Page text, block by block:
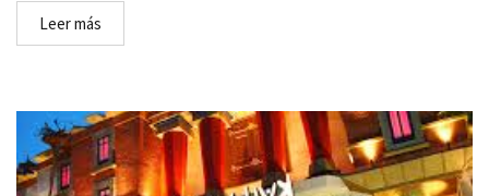
Leer más